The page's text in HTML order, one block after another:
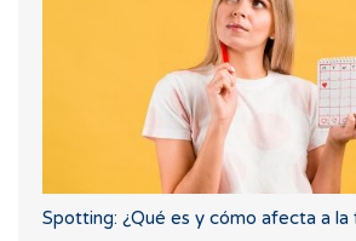
Spotting: ¿Qué es y cómo afecta a la